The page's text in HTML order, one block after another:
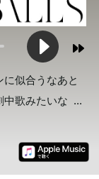
似合うなあと
中歌みたいな ...